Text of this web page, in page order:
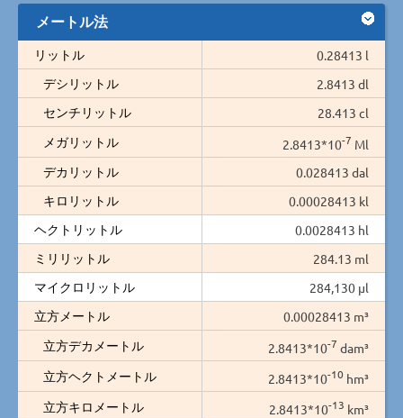
メートル法
リットル
0.28413 l
デシリットル
2.8413 dl
センチリットル
28.413 cl
メガリットル
2.8413*10-7 Ml
デカリットル
0.028413 dal
キロリットル
0.00028413 kl
ヘクトリットル
0.0028413 hl
ミリリットル
284.13 ml
マイクロリットル
284,130 µl
立方メートル
0.00028413 m³
立方デカメートル
2.8413*10-7 dam³
立方ヘクトメートル
2.8413*10-10 hm³
立方キロメートル
2.8413*10-13 km³